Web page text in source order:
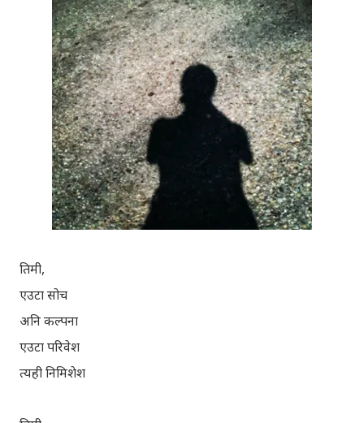
तिमी,
एउटा सोच
अनि कल्पना
एउटा परिवेश
त्यही निमिशेश